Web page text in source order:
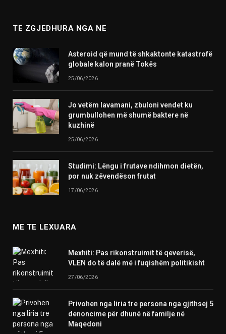
TE ZGJEDHURA NGA NE
Asteroid që mund të shkaktonte katastrofë
globale kalon pranë Tokës
25/06/2026
Jo vetëm lavamani, zbuloni vendet ku
grumbullohen më shumë baktere në
kuzhinë
25/06/2026
Studimi: Lëngu i frutave ndihmon dietën,
por nuk zëvendëson frutat
17/06/2026
ME TE LEXUARA
Mexhiti: Pas rikonstruimit të qeverisë,
VLEN do të dalë më i fuqishëm politikisht
27/06/2026
Privohen nga liria tre persona nga gjithsej 5
denoncime për dhunë në familje në
Maqedoni